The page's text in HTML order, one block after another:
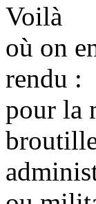
Voilà
où on
rendu :
pour la